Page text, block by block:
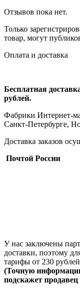
Отзывов пока нет.
Только
товар, могут
Оплата и доставка
Бесплатная
рублей.
Фабрики Интернет-
Санкт-Петербурге,
Доставка заказов
Почтой России
У нас заключены
доставки, поэтому
тарифы от 230
(Точную
подскажет